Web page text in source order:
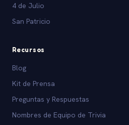
4 de Julio
San Patricio
Recursos
Blog
Kit de Prensa
Preguntas y Respuestas
Nombres de Equipo de Trivia